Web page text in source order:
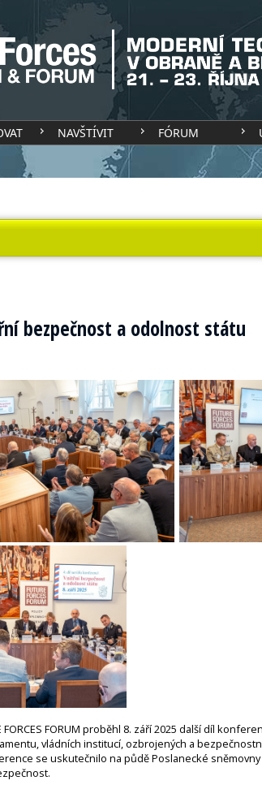
NAVŠTÍVIT FÓRUM
bezpečnost a odolnost státu
FORCES FORUM proběhl 8. září 2025 další díl
vládních institucí, ozbrojených a
se uskutečnilo na půdě Poslanecké